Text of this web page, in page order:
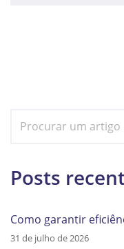
Posts
Como garantir
31 de julho de 2026